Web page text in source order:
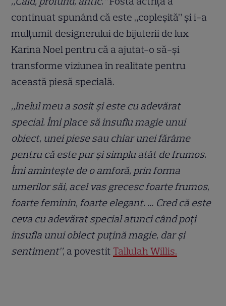
continuat spunând că este „copleșită” și i-a
mulțumit designerului de bijuterii de lux
Karina Noel pentru că a ajutat-o să-și
transforme viziunea în realitate pentru
această piesă specială.
„Inelul meu a sosit și este cu adevărat
special. Îmi place să insuflu magie unui
obiect, unei piese sau chiar unei fărâme
pentru că este pur și simplu atât de frumos.
Îmi amintește de o amforă, prin forma
umerilor săi, acel vas grecesc foarte frumos,
foarte feminin, foarte elegant. … Cred că este
ceva cu adevărat special atunci când poți
insufla unui obiect puțină magie, dar și
sentiment”, a povestit Tallulah Willis.